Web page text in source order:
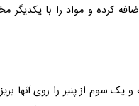
کرده و مواد را با
یک سوم از پنیر را روی آنها